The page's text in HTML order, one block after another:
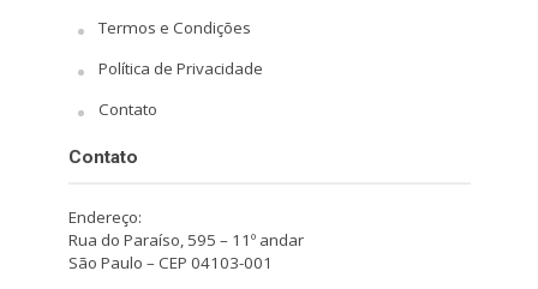
Termos e Condições
Política de Privacidade
Contato
Contato
Endereço:
Rua do Paraíso, 595 – 11º andar
São Paulo – CEP 04103-001